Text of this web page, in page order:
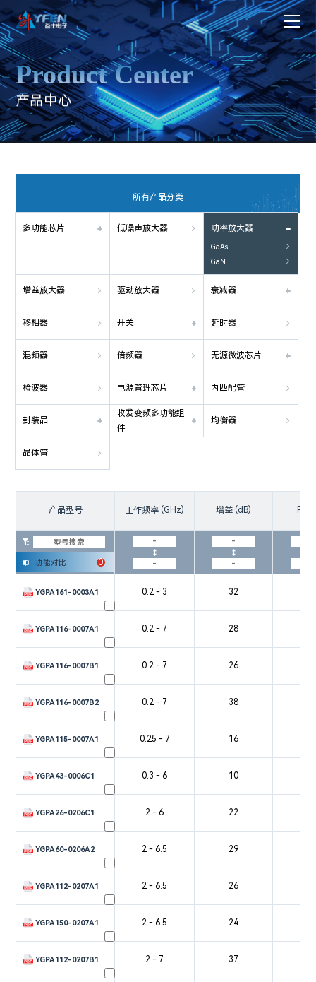
Product Center
所有产品分类
多功能芯片 低噪声放大器  功率放大器
GaAs 
GaN 
增益放大器  驱动放大器  衰减器
移相器  开关 延时器 
混频器  倍频器  无源微波芯片
检波器  电源管理芯片 内匹配管 
封装品
收发变频多功能组
件
均衡器 
晶体管 
产品型号 工作频率 (GHz) 增益 (dB) PAE

 功能对比 0
YGPA161-0003A1 0.2 - 3 32
YGPA116-0007A1 0.2 - 7 28
YGPA116-0007B1 0.2 - 7 26
YGPA116-0007B2 0.2 - 7 38
YGPA115-0007A1 0.25 - 7 16
YGPA43-0006C1 0.3 - 6 10
YGPA26-0206C1 2 - 6 22
YGPA60-0206A2 2 - 6.5 29
YGPA112-0207A1 2 - 6.5 26
YGPA150-0207A1 2 - 6.5 24
YGPA112-0207B1 2 - 7 37